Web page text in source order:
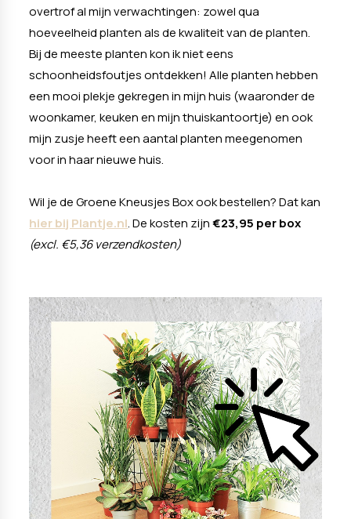
overtrof al mijn verwachtingen: zowel qua
hoeveelheid planten als de kwaliteit van de planten.
Bij de meeste planten kon ik niet eens
schoonheidsfoutjes ontdekken! Alle planten hebben
een mooi plekje gekregen in mijn huis (waaronder de
woonkamer, keuken en mijn thuiskantoortje) en ook
mijn zusje heeft een aantal planten meegenomen
voor in haar nieuwe huis.
Wil je de Groene Kneusjes Box ook bestellen? Dat kan
hier bij Plantje.nl. De kosten zijn€23,95 per box
(excl. €5,36 verzendkosten)